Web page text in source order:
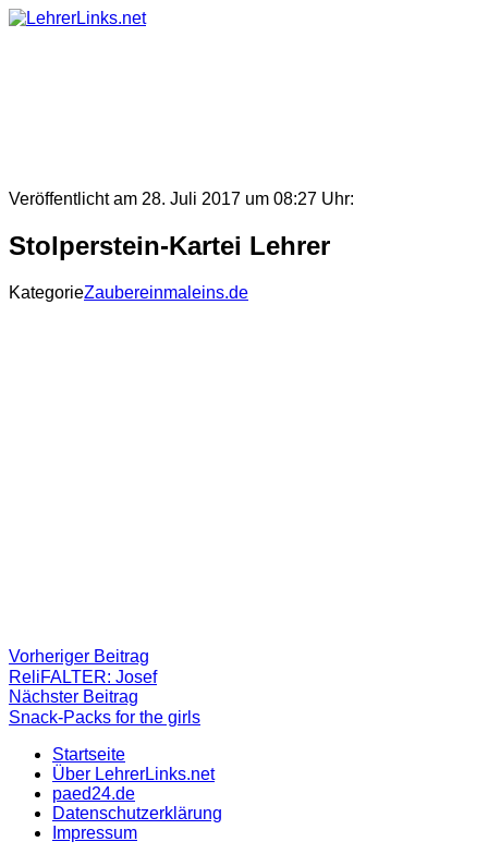
Skip
Veröffentlicht am 28. Juli 2017 um 08:27 Uhr:
Stolperstein-Kartei Lehrer
KategorieZaubereinmaleins.de
Beitragsnavigation
Vorheriger Beitrag
Beitrag:
ReliFALTER: Josef
Nächster Beitrag
Beitrag
Snack-Packs for the girls
Startseite
Über LehrerLinks.net
paed24.de
Datenschutzerklärung
Impressum